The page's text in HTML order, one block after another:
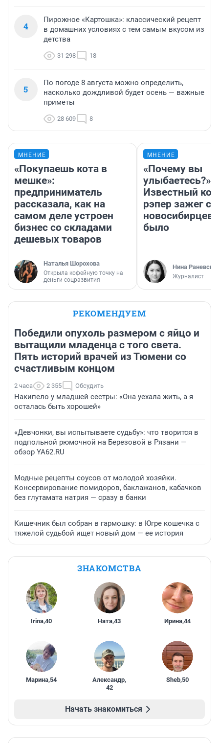
4
Пирожное «Картошка»: классический рецепт
в домашних условиях с тем самым вкусом из
детства
31 298 18
5
По погоде 8 августа можно определить,
насколько дождливой будет осень — важные
приметы
28 609 8
МНЕНИЕ
«Покупаешь кота в
мешке»:
предприниматель
рассказала, как на
самом деле устроен
бизнес со складами
дешевых товаров
Наталья Шорохова
Открыла кофейную точку на
деньги соцразвития
МНЕНИЕ
«Почему вы
улыбаетесь?»
Известный
рэпер зажег с
новосибирцев:
было
Нина
Журналист
РЕКОМЕНДУЕМ
Победили опухоль размером с яйцо и
вытащили младенца с того света.
Пять историй врачей из Тюмени со
счастливым концом
2 часа 2 355 Обсудить
Накипело у младшей сестры: «Она уехала жить, а я
осталась быть хорошей»
«Девчонки, вы испытываете судьбу»: что творится в
подпольной рюмочной на Березовой в Рязани —
обзор YA62.RU
Модные рецепты соусов от молодой хозяйки.
Консервирование помидоров, баклажанов, кабачков
без глутамата натрия — сразу в банки
Кишечник был собран в гармошку: в Югре кошечка с
тяжелой судьбой ищет новый дом — ее история
ЗНАКОМСТВА
Irina,40 Ната,43 Ирина,44
Марина,54 Александр,
42
Sheb,50
Начать знакомиться